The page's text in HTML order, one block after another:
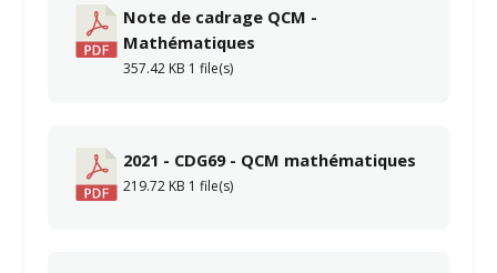
Note de cadrage QCM -
Mathématiques
357.42 KB 1 file(s)
2021 - CDG69 - QCM mathématiques
219.72 KB 1 file(s)